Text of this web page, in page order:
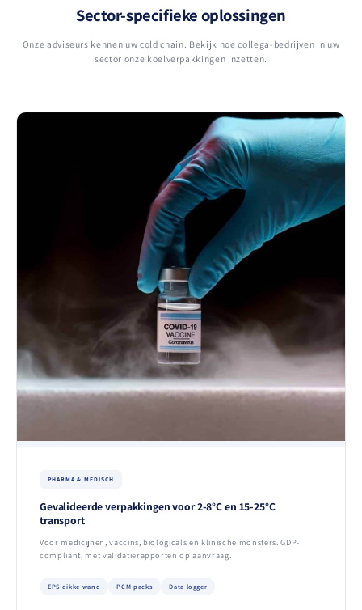
Sector-specifieke oplossingen
Onze adviseurs kennen uw cold chain. Bekijk hoe collega-bedrijven in uw
sector onze koelverpakkingen inzetten.
PHARMA & MEDISCH
Gevalideerde verpakkingen voor 2-8°C en 15-25°C
transport
Voor medicijnen, vaccins, biologicals en klinische monsters. GDP-
compliant, met validatierapporten op aanvraag.
EPS dikke wand PCM packs Data logger